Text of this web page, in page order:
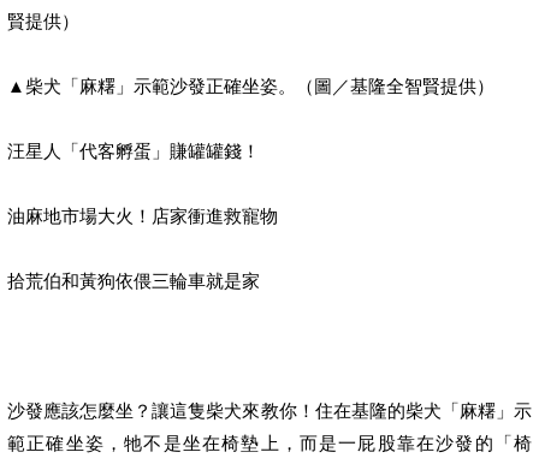
賢提供）
▲柴犬「麻糬」示範沙發正確坐姿。（圖／基隆全智賢提供）
汪星人「代客孵蛋」賺罐罐錢！
油麻地市場大火！店家衝進救寵物
拾荒伯和黃狗依偎三輪車就是家
沙發應該怎麼坐？讓這隻柴犬來教你！住在基隆的柴犬「麻糬」示
範正確坐姿，牠不是坐在椅墊上，而是一屁股靠在沙發的「椅